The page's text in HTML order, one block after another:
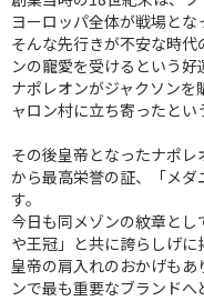
ヨーロッパ全体が戦場とな
そんな先行きが不安な時
ンの寵愛を受けるという好
ナポレオンがジャクソン
ャロン村に立ち寄ったとい
その後皇帝となったナポ
から最高栄誉の証、「メ
す。
今日も同メゾンの紋章と
や王冠」と共に誇らしげに
皇帝の肩入れのおかげも
ンで最も重要なブランドへ